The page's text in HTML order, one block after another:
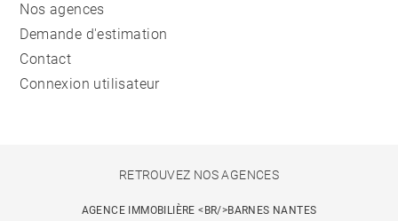
Nos agences
Demande d'estimation
Contact
Connexion utilisateur
RETROUVEZ NOS AGENCES
AGENCE IMMOBILIÈRE <BR/>BARNES NANTES